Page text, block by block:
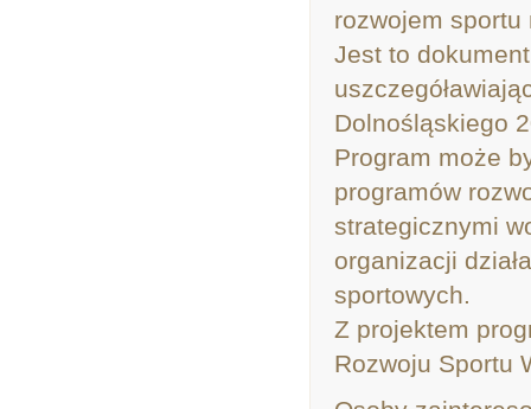
rozwojem
Jest to
Dolnośląskiego
Program może
programów
strategicznymi
organizacji
sportowych.
Z projektem
Rozwoju Sportu